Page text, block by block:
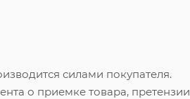
силами покупателя.
о приемке товара,